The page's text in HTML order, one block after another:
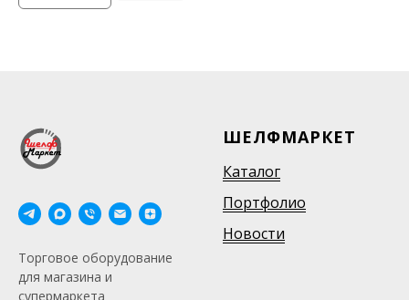
Торговое оборудование
для магазина и
супермаркета
ШЕЛФМАРКЕТ
Каталог
Портфолио
Новости